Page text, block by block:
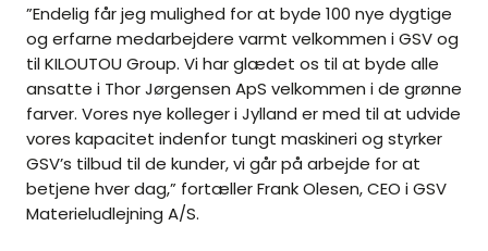
”Endelig får jeg mulighed for at byde 100 nye dygtige
og erfarne medarbejdere varmt velkommen i GSV og
til KILOUTOU Group. Vi har glædet os til at byde alle
ansatte i Thor Jørgensen ApS velkommen i de grønne
farver. Vores nye kolleger i Jylland er med til at udvide
vores kapacitet indenfor tungt maskineri og styrker
GSV’s tilbud til de kunder, vi går på arbejde for at
betjene hver dag,” fortæller Frank Olesen, CEO i GSV
Materieludlejning A/S.